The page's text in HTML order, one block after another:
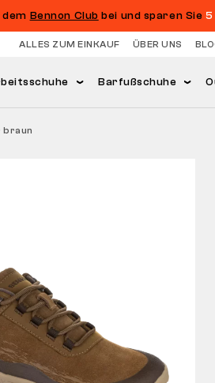
Bennon Club bei und sparen Sie 5
ALLES ZUM EINKAUF ÜBER UNS
Barfußschuhe
braun